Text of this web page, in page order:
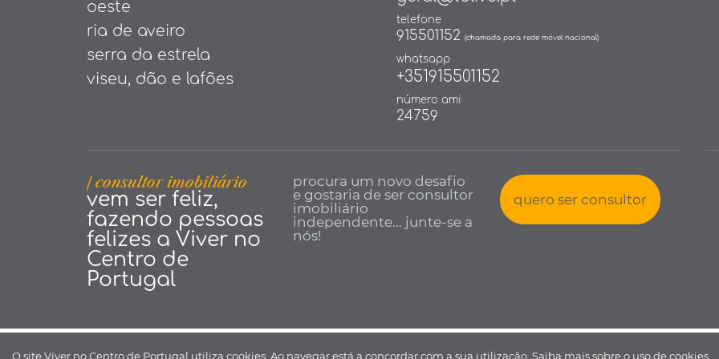
oeste
ria de aveiro
serra da estrela
viseu, dão e lafões
telefone
915501152 (chamada para rede móvel nacional)
whatsapp
+351915501152
número ami
24759
| consultor imobiliário
vem ser feliz,
fazendo pessoas
felizes a Viver no
Centro de
Portugal
procura um novo desafio
e gostaria de ser consultor
imobiliário
independente... junte-se a
nós!
quero ser consultor
Viver no Centro de Portugal © todos os direitos reservados •Política de Privacidade• Livro de
O site Viver no Centro de Portugal utiliza cookies. Ao navegar está a concordar com a sua utilização. Saiba mais sobre o uso de cookies.